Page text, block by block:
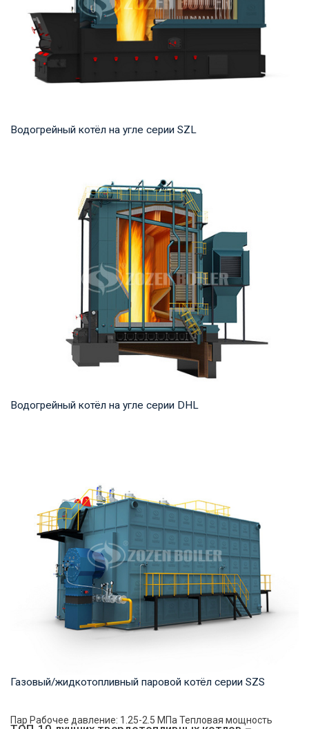
Водогрейный котёл на угле серии SZL
мощность продукта: 2,8-29 МВт Температура...
Водогрейный котёл на угле серии DHL
Газовый/жидкотопливный паровой котёл серии SZS
Пар Рабочее давление: 1.25-2.5 MПа Тепловая мощность